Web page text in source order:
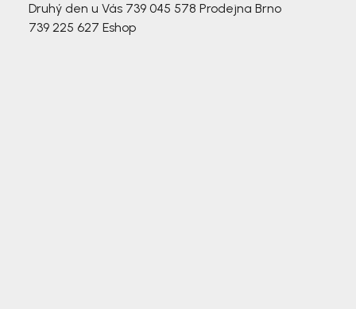
Druhý den u Vás 739 045 578 Prodejna Brno
739 225 627 Eshop